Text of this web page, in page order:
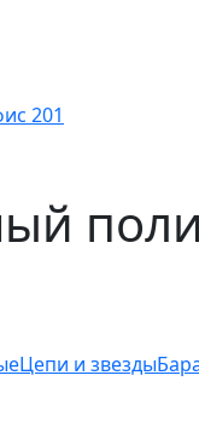
201
Цепи и звезды